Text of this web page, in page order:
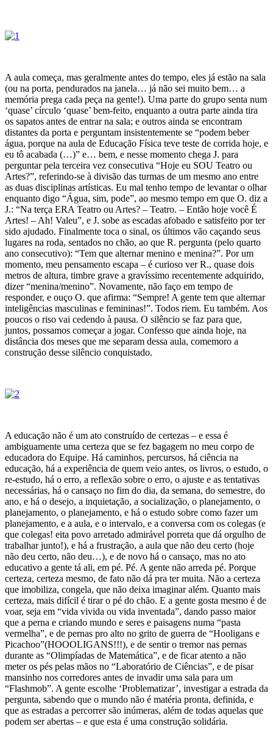
A aula começa, mas geralmente antes do tempo, eles já estão na sala
(ou na porta, pendurados na janela… já não sei muito bem… a
memória prega cada peça na gente!). Uma parte do grupo senta num
‘quase’ círculo ‘quase’ bem-feito, enquanto a outra parte ainda tira
os sapatos antes de entrar na sala; e outros ainda se encontram
distantes da porta e perguntam insistentemente se “podem beber
água, porque na aula de Educação Física teve teste de corrida hoje, e
eu tô acabada (…)” e… bem, e nesse momento chega J. para
perguntar pela terceira vez consecutiva “Hoje eu SOU Teatro ou
Artes?”, referindo-se à divisão das turmas de um mesmo ano entre
as duas disciplinas artísticas. Eu mal tenho tempo de levantar o olhar
enquanto digo “Água, sim, pode”, ao mesmo tempo em que O. diz a
J.: “Na terça ERA Teatro ou Artes? – Teatro. – Então hoje você É
Artes! – Ah! Valeu”, e J. sobe as escadas afobado e satisfeito por ter
sido ajudado. Finalmente toca o sinal, os últimos vão caçando seus
lugares na roda, sentados no chão, ao que R. pergunta (pelo quarto
ano consecutivo): “Tem que alternar menino e menina?”. Por um
momento, meu pensamento escapa – é curioso ver R., quase dois
metros de altura, timbre grave a gravíssimo recentemente adquirido,
dizer “menina/menino”. Novamente, não faço em tempo de
responder, e ouço O. que afirma: “Sempre! A gente tem que alternar
inteligências masculinas e femininas!”. Todos riem. Eu também. Aos
poucos o riso vai cedendo à pausa. O silêncio se faz para que,
juntos, possamos começar a jogar. Confesso que ainda hoje, na
distância dos meses que me separam dessa aula, comemoro a
construção desse silêncio conquistado.
A educação não é um ato construído de certezas – e essa é
ambiguamente uma certeza que se fez bagagem no meu corpo de
educadora do Equipe. Há caminhos, percursos, há ciência na
educação, há a experiência de quem veio antes, os livros, o estudo, o
re-estudo, há o erro, a reflexão sobre o erro, o ajuste e as tentativas
necessárias, há o cansaço no fim do dia, da semana, do semestre, do
ano, e há o desejo, a inquietação, a socialização, o planejamento, o
planejamento, o planejamento, e há o estudo sobre como fazer um
planejamento, e a aula, e o intervalo, e a conversa com os colegas (e
que colegas! eita povo arretado admirável porreta que dá orgulho de
trabalhar junto!), e há a frustração, a aula que não deu certo (hoje
não deu certo, não deu…), e de novo há o cansaço, mas no ato
educativo a gente tá ali, em pé. Pé. A gente não arreda pé. Porque
certeza, certeza mesmo, de fato não dá pra ter muita. Não a certeza
que imobiliza, congela, que não deixa imaginar além. Quanto mais
certeza, mais difícil é tirar o pé do chão. E a gente gosta mesmo é de
voar, seja em “vida vivida ou vida inventada”, dando passo maior
que a perna e criando mundo e seres e paisagens numa “pasta
vermelha”, e de pernas pro alto no grito de guerra de “Hooligans e
Picachoo”(HOOOLIGANS!!!), e de sentir o tremor nas pernas
durante as “Olimpíadas de Matemática”, e de ficar atento a não
meter os pés pelas mãos no “Laboratório de Ciências”, e de pisar
mansinho nos corredores antes de invadir uma sala para um
“Flashmob”. A gente escolhe ‘Problematizar’, investigar a estrada da
pergunta, sabendo que o mundo não é matéria pronta, definida, e
que as estradas a percorrer são inúmeras, além de todas aquelas que
podem ser abertas – e que esta é uma construção solidária.